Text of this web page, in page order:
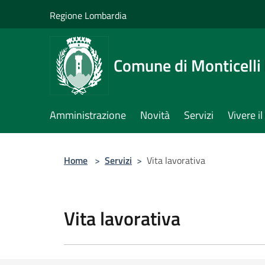
Regione Lombardia
Comune di
Amministrazione Novità Servizi Vivere
Home > Servizi > Vita lavorativa
Vita lavorativa